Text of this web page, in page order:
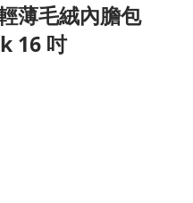
薄毛絨內膽包
16 吋